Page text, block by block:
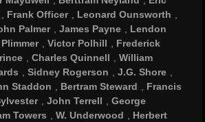
Frank Officer Leonard Ounsworth
Palmer ,James Payne
Lendon
,Victor Polhill
Frederick
,Charles Quinnell ,William
,Sidney Rogerson ,J.G. Shore
Staddon Bertram Steward
Francis
,John Terrell ,George
Towers ,W. Underwood
Herbert